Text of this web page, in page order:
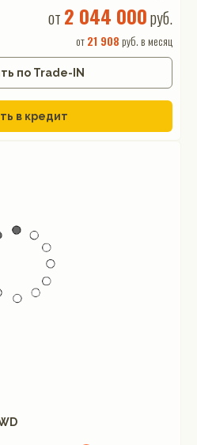
от 2 044 000руб.
от21 908 руб. в месяц
по Trade-IN
в кредит